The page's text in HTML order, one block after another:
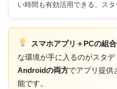
い時間も有効活用できる。スタ
スマホアプリ＋PCの組
な環境が手に入るのがスタデ
Androidの両方でアプリ提供
能です。